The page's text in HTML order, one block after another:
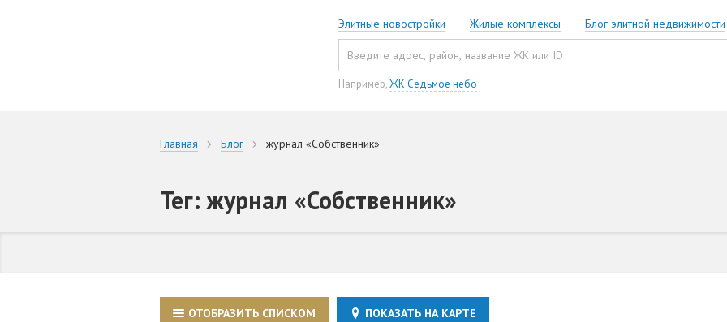
Элитные новостройки Жилые комплексы Блог элитной недвижимости
Например,ЖК Седьмое небо
Главная Блог журнал «Собственник»
Тег: журнал «Собственник»
ОТОБРАЗИТЬ СПИСКОМ ПОКАЗАТЬ НА КАРТЕ